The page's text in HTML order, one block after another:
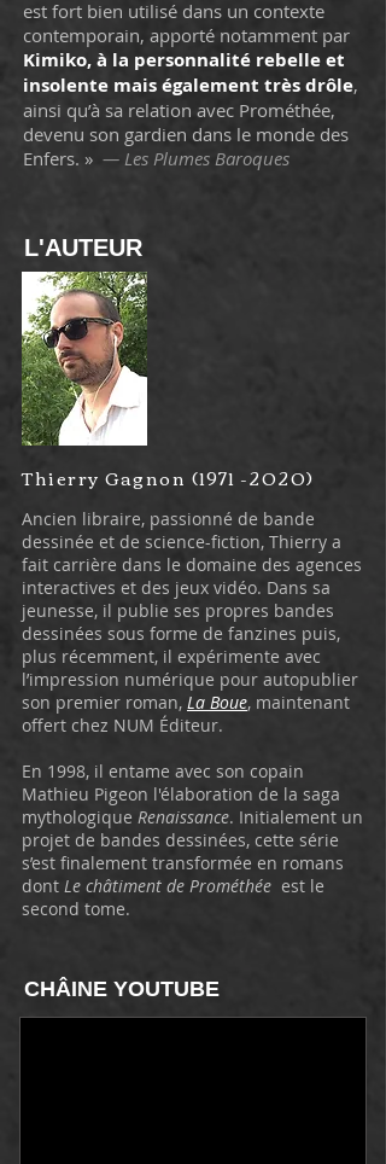
est fort bien utilisé dans un contexte
contemporain, apporté notamment par
Kimiko, à la personnalité rebelle et
insolente mais également très drôle,
ainsi qu’à sa relation avec Prométhée,
devenu son gardien dans le monde des
Enfers. » — Les Plumes Baroques
L'AUTEUR
Thierry Gagnon (1971 -2020)
Ancien libraire, passionné de bande
dessinée et de science-fiction, Thierry a
fait carrière dans le domaine des agences
interactives et des jeux vidéo. Dans sa
jeunesse, il publie ses propres bandes
dessinées sous forme de fanzines puis,
plus récemment, il expérimente avec
l’impression numérique pour autopublier
son premier roman, La Boue, maintenant
offert chez NUM Éditeur.
En 1998, il entame avec son copain
Mathieu Pigeon l'élaboration de la saga
mythologique Renaissance. Initialement un
projet de bandes dessinées, cette série
s’est finalement transformée en romans
dont Le châtiment de Prométhée est le
second tome.
CHÂINE YOUTUBE